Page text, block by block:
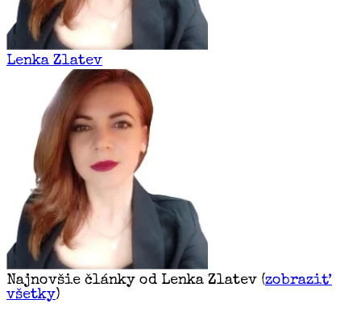
Lenka Zlatev
Najnovšie články od Lenka Zlatev (zobraziť
všetky)